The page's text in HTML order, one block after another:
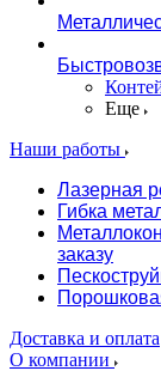
Еще
Наши работы
Лазерная
Гибка
заказу
Доставка и оплата
О компании